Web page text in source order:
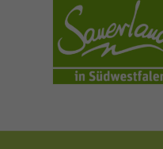
sauerland.com